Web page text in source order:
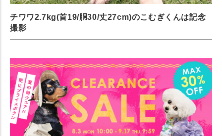
チワワ2.7kg(首19/胴30/丈27cm)のこむぎくんは記念
撮影